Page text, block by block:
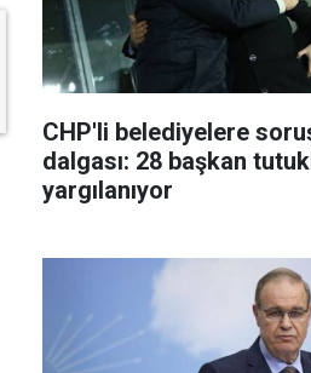
CHP'li belediyelere
dalgası: 28 başkan
yargılanıyor